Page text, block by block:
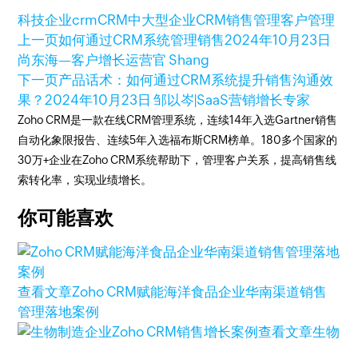
科技企业crmCRM 中大型企业CRM销售管理客户管理
上一页如何通过CRM系统管理销售2024年10月23日
尚东海—客户增长运营官 Shang
下一页产品话术：如何通过CRM系统提升销售沟通效
果？2024年10月23日 邹以岑|SaaS营销增长专家
Zoho CRM是一款在线CRM管理系统，连续14年入选Gartner销售
自动化象限报告、连续5年入选福布斯CRM榜单。180多个国家的
30万+企业在Zoho CRM系统帮助下，管理客户关系，提高销售线
索转化率，实现业绩增长。
你可能喜欢
查看文章Zoho CRM赋能海洋食品企业华南渠道销售
管理落地案例
查看文章生物